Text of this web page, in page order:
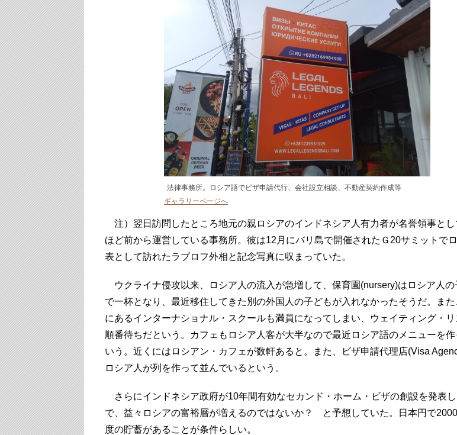
法律事務所。ロシア語でビザ申請代行、会社設立相談、不動産契約作成等
ギャラリーページへ
注）翌日訪問したところ地元の親ロシアのインドネシア人有力者が名誉領事と
ほど前から運営している事務所。彼は12月にバリ島で開催されたＧ20サミットで
表として訪れたラブロフ外相と記念写真に収まっていた。
ウクライナ侵攻以来、ロシア人の流入が急増して、保育園(nursery)はロシア人の
で一杯となり、最近移住してきた別の外国人の子どもが入れなかったそうだ。また
にあるインターナショナル・スクールも満員になってしまい、ウェイティング・
順番待ちだという。カフェもロシア人客が大半なので最近ロシア語のメニューを作
いう。近くにはロシアン・カフェが数軒あると。また、ビザ申請代理店(Visa
ロシア人が列を作って並んでいるという。
さらにインドネシア政府が10年間有効なセカンド・ホーム・ビザの創設を発表
で、益々ロシアの富裕層が増えるのではないか？ と予想していた。日本円で
度の貯蓄があることが条件らしい。